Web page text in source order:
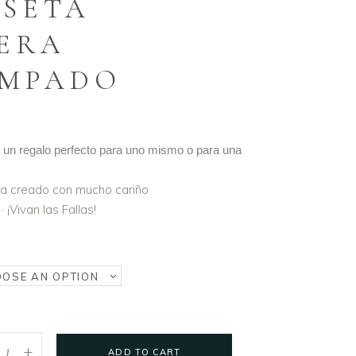
regalo perfecto para uno mismo o para una
creado con mucho cariño
¡Vivan las Fallas!
AN OPTION
+ ADD TO CART